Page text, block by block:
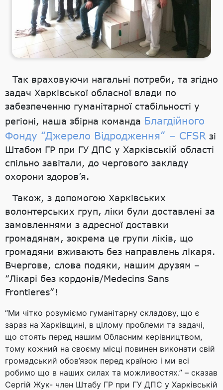
Так враховуючи нагальні потреби, та згідно
задач Харківської обласної влади по
забезпеченню гуманітарної стабільності у
регіоні, наша збірна команда Благдійного
Фонду “Джерело Відродження” – CFSR зі
Штабом ГР при ГУ ДПС у Харківській області
спільно завітали, до чергового закладу
охорони здоров’я.
Також, з допомогою Харківських
волонтерських груп, ліки були доставлені за
замовленнями з адресної доставки
громадянам, зокрема це групи ліків, що
громадяни вживають без направлень лікаря.
Вчергове, слова подяки, нашим друзям –
“Лікарі без кордонів/Medecins Sans
Frontieres”!
“Ми чітко розуміємо гуманітарну складову, що є
зараз на Харківщині, в цілому проблеми та задачі,
що стоять перед нашим Обласним керівництвом,
тому кожний на своєму місці повинен виконати свій
громадський обов’язок перед країною і ми всі
робимо що в наших силах та можливостях.” – сказав
Сергій Жук- член Штабу ГР при ГУ ДПС у Харківській